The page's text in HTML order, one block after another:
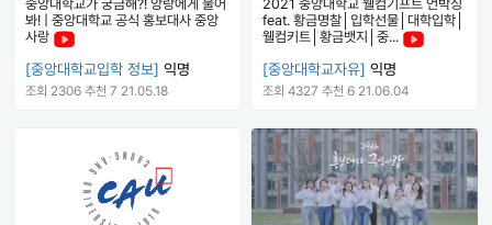
중앙대학교가 궁금해?! 앙랑에게 물어
봐! | 중앙대학교 공식 홍보대사 중앙
사랑
[중앙대학교입학 정보] 익명
조회 2306 추천 7 21.05.18
2021 중앙대학교 웰컴기프트 언박싱
feat. 황금명찰│입학선물│대학입학│
웰컴키트│황금뱃지│중...
[중앙대학교자유] 익명
조회 4327 추천 6 21.06.04